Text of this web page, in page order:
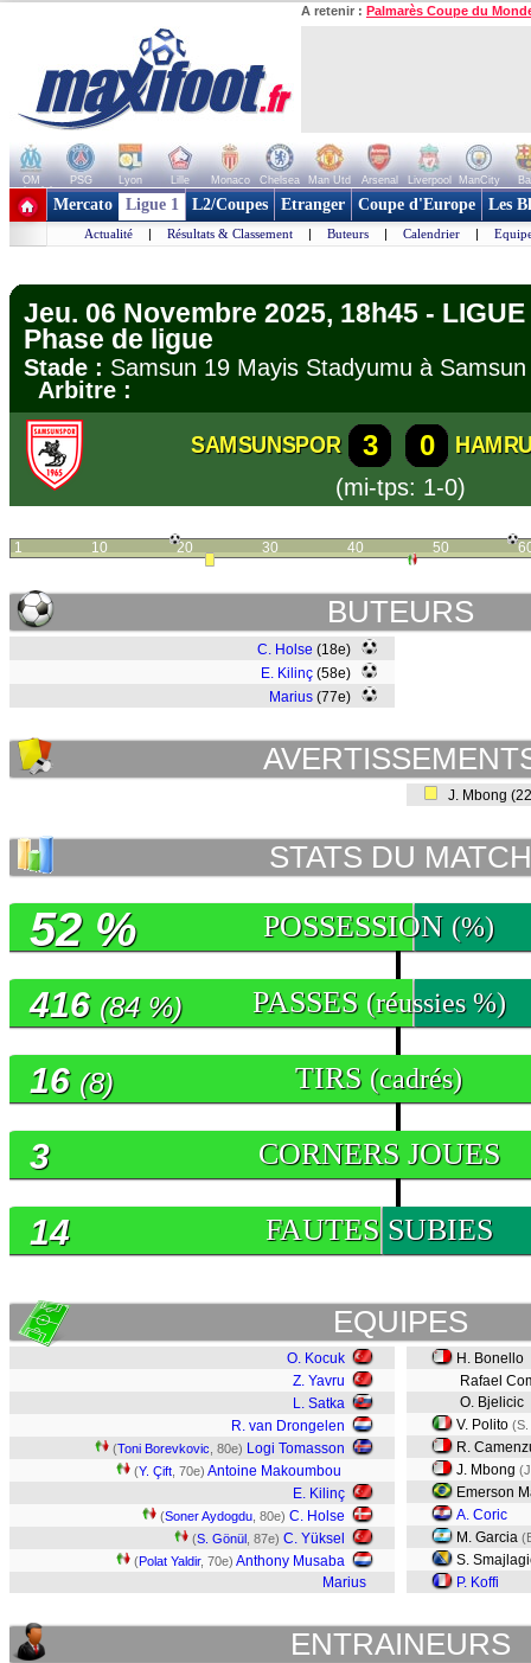
A retenir : Palmarès Coupe du
OM PSG Lyon Lille Monaco Chelsea Man Utd Arsenal Liverpool ManCity
+ de clubs
Mercato Ligue 1 L2/Coupes Etranger Coupe d'Europe Les
Actualité | Résultats & Classement | Buteurs | Calendrier |
Jeu. 06 Novembre 2025, 18h45 -
Phase de ligue
Stade : Samsun 19 Mayis Stadyumu à
Arbitre :
SAMSUNSPOR 3 0
(mi-tps: 1-0)
1 10 20 30 40 50
BUTEURS
C. Holse (18e)
E. Kilinç (58e)
Marius (77e)
J. Mbong
STATS DU MATCH
POSSESSION (%)
52 %
PASSES (réussies %)
416 (84 %)
TIRS (cadrés)
16 (8)
CORNERS JOUES
3
FAUTES SUBIES
14
EQUIPES
O. Kocuk
Z. Yavru
L. Satka
R. van Drongelen
(Toni Borevkovic , 80e) Logi Tomasson
(Y. Çift , 70e) Antoine Makoumbou
E. Kilinç
(Soner Aydogdu , 80e) C. Holse
(S. Gönül , 87e) C. Yüksel
(Polat Yaldir, 70e) Anthony Musaba
Marius
H. Bonello
Rafael
O. Bjelicic
V. Polito (S.
R.
J. Mbong
Emerson
A. Coric
M. Garcia
S.
P. Koffi
ENTRAINEURS